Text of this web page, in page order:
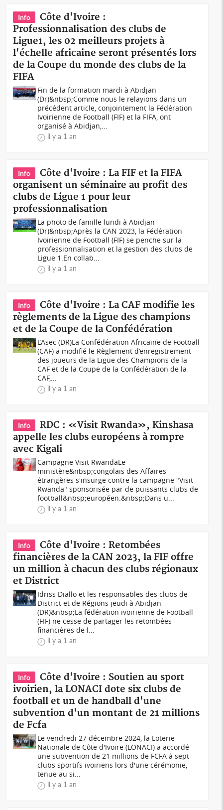
Info
Côte d'Ivoire :
Professionnalisation des clubs de
Ligue1, les 02 meilleurs projets à
l'échelle africaine seront présentés lors
de la Coupe du monde des clubs de la
FIFA
Fin de la formation mardi à Abidjan
(Dr)&nbsp;Comme nous le relayions dans un
précédent article, conjointement la Fédération
Ivoirienne de Football (FIF) et la FIFA, ont
organisé à Abidjan,...
il y a 1 an
Info
Côte d'Ivoire : La FIF et la FIFA
organisent un séminaire au profit des
clubs de Ligue 1 pour leur
professionnalisation
La photo de famille lundi à Abidjan
(Dr)&nbsp;Après la CAN 2023, la Fédération
Ivoirienne de Football (FIF) se penche sur la
professionnalisation et la gestion des clubs de
Ligue 1.En collab...
il y a 1 an
Info
Côte d'Ivoire : La CAF modifie les
règlements de la Ligue des champions
et de la Coupe de la Confédération
L’Asec (DR)La Confédération Africaine de Football
(CAF) a modifié le Règlement d’enregistrement
des joueurs de la Ligue des Champions de la
CAF et de la Coupe de la Confédération de la
CAF,...
il y a 1 an
Info
RDC : «Visit Rwanda», Kinshasa
appelle les clubs européens à rompre
avec Kigali
Campagne Visit RwandaLe
ministère&nbsp;congolais des Affaires
étrangères s'insurge contre la campagne "Visit
Rwanda" sponsorisée par de puissants clubs de
football&nbsp;européen.&nbsp;Dans u...
il y a 1 an
Info
Côte d'Ivoire : Retombées
financières de la CAN 2023, la FIF offre
un million à chacun des clubs régionaux
et District
Idriss Diallo et les responsables des clubs de
District et de Régions jeudi à Abidjan
(DR)&nbsp;La fédération ivoirienne de Football
(FIF) ne cesse de partager les retombées
financières de l...
il y a 1 an
Info
Côte d'Ivoire : Soutien au sport
ivoirien, la LONACI dote six clubs de
football et un de handball d'une
subvention d'un montant de 21 millions
de Fcfa
Le vendredi 27 décembre 2024, la Loterie
Nationale de Côte d'Ivoire (LONACI) a accordé
une subvention de 21 millions de FCFA à sept
clubs sportifs ivoiriens lors d'une cérémonie,
tenue au si...
il y a 1 an